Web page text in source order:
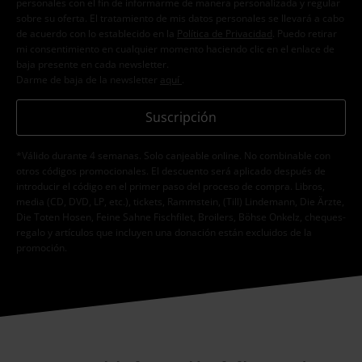
personales con el fin de informarme de manera personalizada y regular
sobre su oferta. El tratamiento de mis datos personales se llevará a cabo
de acuerdo con lo establecido en la
Política de Privacidad . Puedo retirar
mi consentimiento en cualquier momento haciendo clic en el enlace de
baja presente en cada newsletter.
Darme de baja de la newsletter
aquí
Suscripción
*Válido durante 4 semanas. Solo canjeable online. No combinable con
otros códigos promocionales. El descuento será aplicado después de
introducir el código en el primer paso del proceso de compra. Libros,
media (CD, DVD, LP, etc.), tickets, Rammstein, (Till) Lindemann, Die Ärzte,
Die Toten Hosen, Feine Sahne Fischfilet, Broilers, Böhse Onkelz, cheques-
regalo y artículos que incluyen una donación están excluidos de la
promoción.